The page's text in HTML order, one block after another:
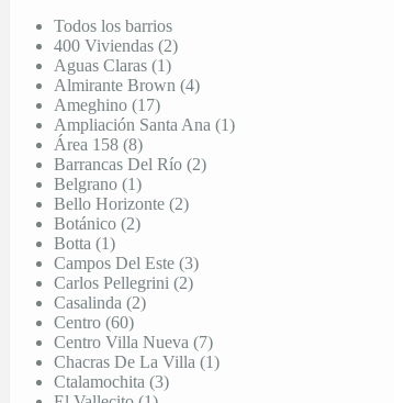
Todos los barrios
400 Viviendas (2)
Aguas Claras (1)
Almirante Brown (4)
Ameghino (17)
Ampliación Santa Ana (1)
Área 158 (8)
Barrancas Del Río (2)
Belgrano (1)
Bello Horizonte (2)
Botánico (2)
Botta (1)
Campos Del Este (3)
Carlos Pellegrini (2)
Casalinda (2)
Centro (60)
Centro Villa Nueva (7)
Chacras De La Villa (1)
Ctalamochita (3)